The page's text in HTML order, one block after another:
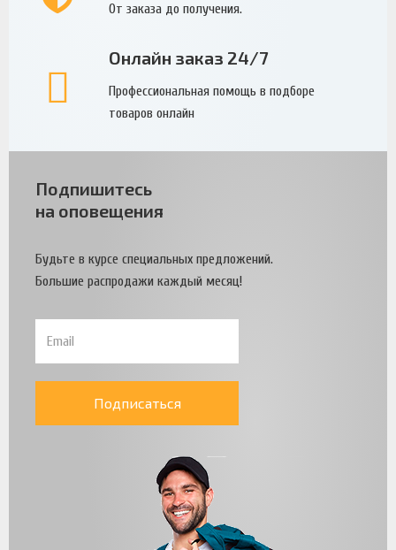
От заказа до получения.
Онлайн заказ 24/7
Профессиональная помощь в подборе
товаров онлайн
Подпишитесь
на оповещения
Будьте в курсе специальных предложений.
Большие распродажи каждый месяц!
Подписаться